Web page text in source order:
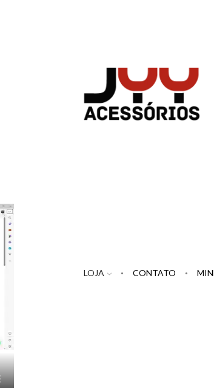
LOJA CONTATO